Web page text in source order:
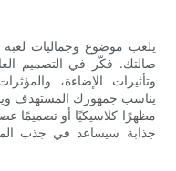
يلعب موضوع وجماليات لعبة
صالتك. فكّر في التصميم
وتأثيرات الإضاءة،
يناسب جمهورك المستهدف
مظهرًا كلاسيكيًا أو تصميمًا
جذابة سيساعد في جذب